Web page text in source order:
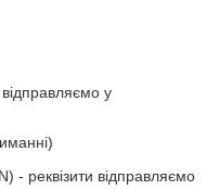
у
- реквізити відправляємо